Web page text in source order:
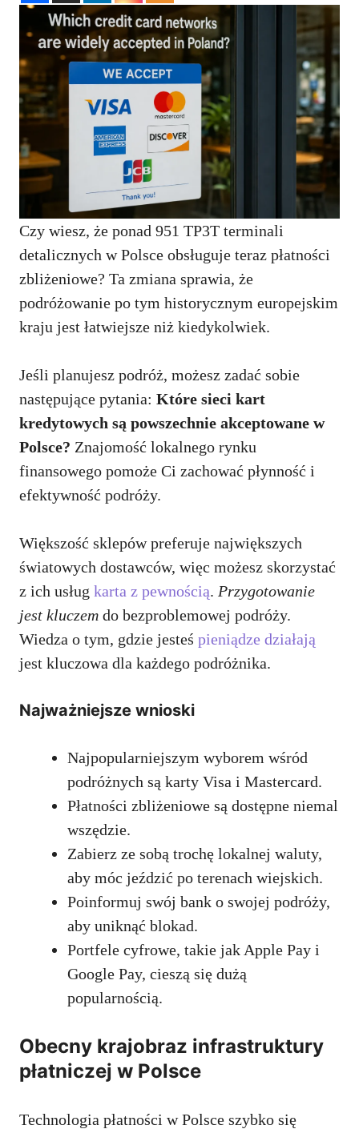
Czy wiesz, że ponad 951 TP3T terminali
detalicznych w Polsce obsługuje teraz płatności
zbliżeniowe? Ta zmiana sprawia, że
podróżowanie po tym historycznym europejskim
kraju jest łatwiejsze niż kiedykolwiek.
Jeśli planujesz podróż, możesz zadać sobie
następujące pytania: Które sieci kart
kredytowych są powszechnie akceptowane w
Polsce? Znajomość lokalnego rynku
finansowego pomoże Ci zachować płynność i
efektywność podróży.
Większość sklepów preferuje największych
światowych dostawców, więc możesz skorzystać
z ich usług karta z pewnością. Przygotowanie
jest kluczem do bezproblemowej podróży.
Wiedza o tym, gdzie jesteś pieniądze działają
jest kluczowa dla każdego podróżnika.
Najważniejsze wnioski
Najpopularniejszym wyborem wśród
podróżnych są karty Visa i Mastercard.
Płatności zbliżeniowe są dostępne niemal
wszędzie.
Zabierz ze sobą trochę lokalnej waluty,
aby móc jeździć po terenach wiejskich.
Poinformuj swój bank o swojej podróży,
aby uniknąć blokad.
Portfele cyfrowe, takie jak Apple Pay i
Google Pay, cieszą się dużą
popularnością.
Obecny krajobraz infrastruktury
płatniczej w Polsce
Technologia płatności w Polsce szybko się